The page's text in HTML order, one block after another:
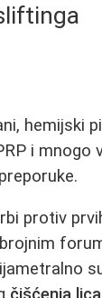
hemijski
i mnogo
protiv